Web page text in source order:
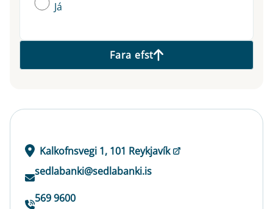
Já
Fara efst
Kalkofnsvegi 1, 101 Reykjavík
sedlabanki@sedlabanki.is
569 9600